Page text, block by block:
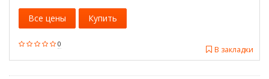
0
В закладки
Все цены Купить